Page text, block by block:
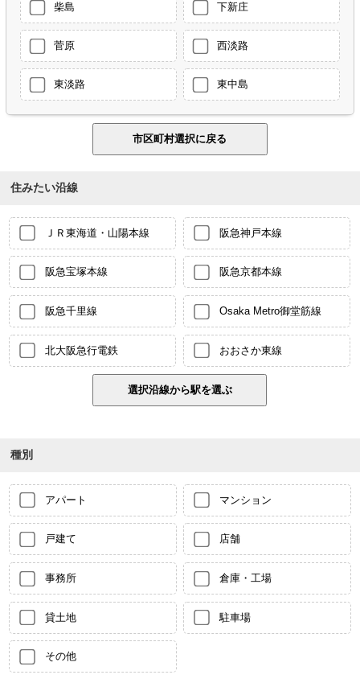
柴島 下新庄
菅原 西淡路
東淡路 東中島
住みたい沿線
ＪＲ東海道・山陽本線 阪急神戸本線
阪急宝塚本線 阪急京都本線
阪急千里線 Osaka Metro御堂筋線
北大阪急行電鉄 おおさか東線
種別
アパート マンション
戸建て 店舗
事務所 倉庫・工場
貸土地 駐車場
その他